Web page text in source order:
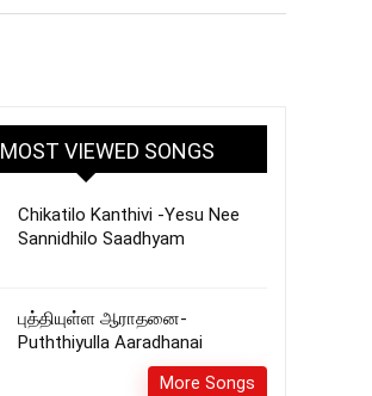
MOST VIEWED SONGS
Chikatilo Kanthivi -Yesu Nee
Sannidhilo Saadhyam
புத்தியுள்ள ஆராதனை-
Puththiyulla Aaradhanai
More Songs